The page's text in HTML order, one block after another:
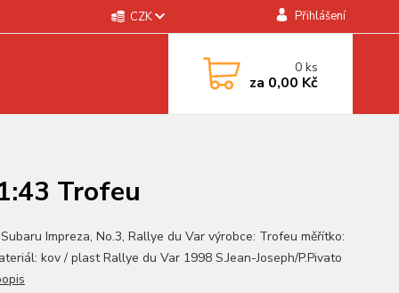
CZK Přihlášení
0ks
za 0,00 Kč
Trofeu
Impreza, No.3, Rallye du Var výrobce: Trofeu měřítko:
kov / plast Rallye du Var 1998 S.Jean-Joseph/P.Pivato